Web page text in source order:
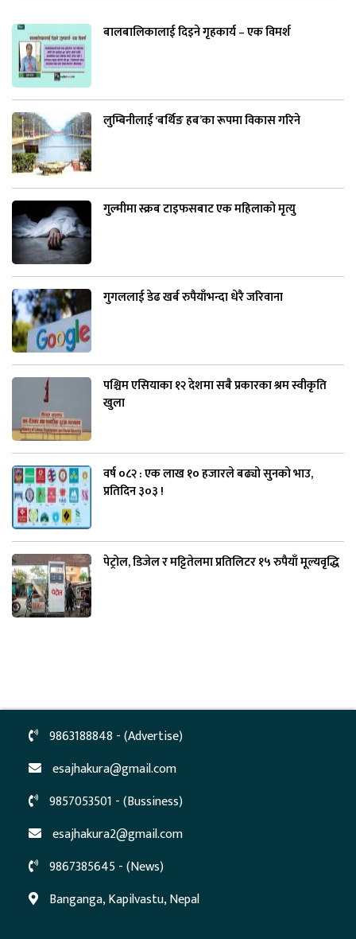
बालबालिकालाई दिइने गृहकार्य – एक विमर्श
लुम्बिनीलाई ‘बर्थिङ हब’का रूपमा विकास गरिने
गुल्मीमा स्क्रब टाइफसबाट एक महिलाको मृत्यु
गुगललाई डेढ खर्ब रुपैयाँभन्दा धेरै जरिवाना
पश्चिम एसियाका १२ देशमा सबै प्रकारका श्रम स्वीकृति
खुला
वर्ष ०८२ : एक लाख १० हजारले बढ्यो सुनको भाउ,
प्रतिदिन ३०३ !
पेट्रोल, डिजेल र मट्टितेलमा प्रतिलिटर १५ रुपैयाँ मूल्यवृद्धि
9863188848 - (Advertise)
esajhakura@gmail.com
9857053501 - (Bussiness)
esajhakura2@gmail.com
9867385645 - (News)
Banganga, Kapilvastu, Nepal